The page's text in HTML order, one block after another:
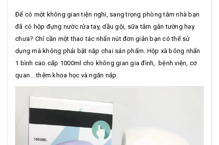
Để có một không gian tiện nghi, sang trọng phòng tắm nhà bạn
đã có hộp đựng nước rửa tay, dầu gội, sữa tắm gắn tường hay
chưa? Chỉ cần một thao tác nhấn nút đơn giản bạn có thể sử
dụng mà không phải bật nắp chai sản phẩm. Hộp xà bông nhấn
1 bình cao cấp 1000ml cho không gian gia đình, bệnh viện, cơ
quan... thêm khoa học và ngăn nắp.